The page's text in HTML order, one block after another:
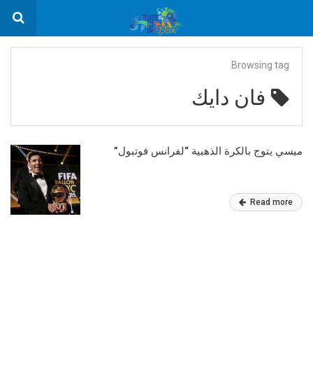
Browsing tag
فان دايك
ميسي يتوج بالكرة الذهبية “لفرانس فوتبول”
Read more